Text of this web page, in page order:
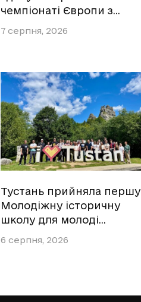
чемпіонаті Європи з…
7 серпня, 2026
Тустань прийняла першу
Молодіжну історичну
школу для молоді…
6 серпня, 2026